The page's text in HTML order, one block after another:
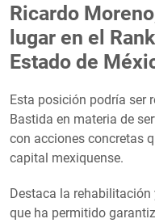
Ricardo
lugar en el
Estado de
Esta posición podría ser
Bastida en materia de
con acciones concretas
capital mexiquense.
Destaca la rehabilitación
que ha permitido